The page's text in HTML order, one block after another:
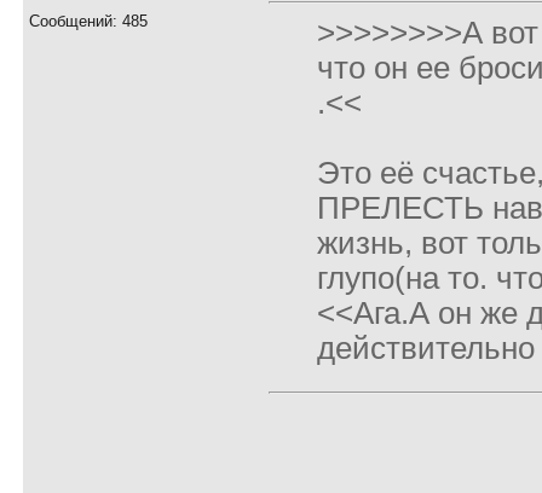
Сообщений: 485
>>>>>>>>А
что он ее
.<<
Это её
ПРЕЛЕСТЬ
жизнь, вот
глупо(на то.
<<Ага.А он же